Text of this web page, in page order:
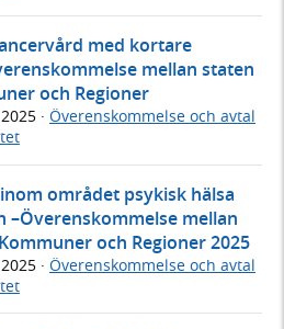
med kortare
mellan staten
och Regioner
· Överenskommelse och avtal
området psykisk hälsa
–Överenskommelse mellan
och Regioner 2025
· Överenskommelse och avtal